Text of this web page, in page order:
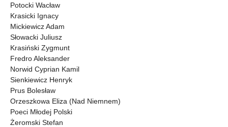
Potocki Wacław
Krasicki Ignacy
Mickiewicz Adam
Słowacki Juliusz
Krasiński Zygmunt
Fredro Aleksander
Norwid Cyprian Kamil
Sienkiewicz Henryk
Prus Bolesław
Orzeszkowa Eliza (Nad Niemnem)
Poeci Młodej Polski
Żeromski Stefan